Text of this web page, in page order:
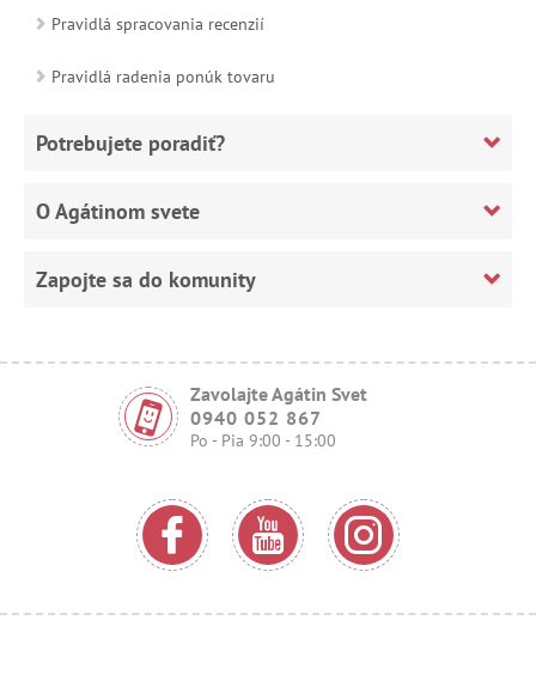
Pravidlá spracovania recenzií
Pravidlá radenia ponúk tovaru
Potrebujete poradiť?
O Agátinom svete
Zapojte sa do komunity
Zavolajte Agátin Svet
0940 052 867
Po - Pia 9:00 - 15:00